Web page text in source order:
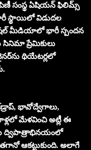
సంస్థ ఏషియన్ ఫిలిమ్స్
స్థాయిలో విడుదల
సోషల్ మీడియాలో భారీ స్పందన
ప్రేమికులు
థియేటర్లలో
భావోద్వేగాలు,
మేళవించి అట్లీ ఈ
ద్విపాత్రాభినయంలో
ఆకట్టుకుంది. అలాగే